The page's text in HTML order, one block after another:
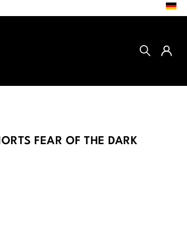
FEAR OF THE DARK